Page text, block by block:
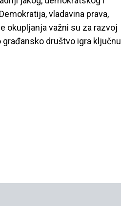
vladavina prava,
okupljanja važni su za razvoj
društvo igra ključnu